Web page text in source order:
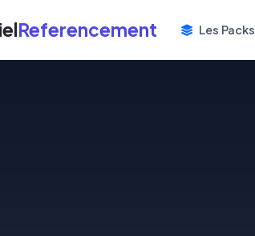
Referencement Les Packs